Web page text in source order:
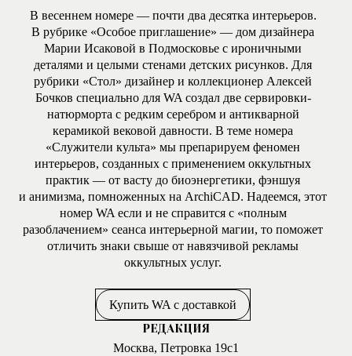
В весеннем номере — почти два десятка интерьеров.
В рубрике «Особое приглашение» — дом дизайнера
Марии Исаковой в Подмосковье с ироничными
деталями и целыми стенами детских рисунков. Для
рубрики «Стол» дизайнер и коллекционер Алексей
Бочков специально для WA создал две сервировки-
натюрморта с редким серебром и антикварной
керамикой вековой давности. В теме номера
«Служители культа» мы препарируем феномен
интерьеров, созданных с применением оккультных
практик — от васту до биоэнергетики, фэншуя
и анимизма, помноженных на ArchiCAD. Надеемся, этот
номер WA если и не справится с «полным
разоблачением» сеанса интерьерной магии, то поможет
отличить знаки свыше от навязчивой рекламы
оккультных услуг.
Купить WA с доставкой
РЕДАКЦИЯ
Москва, Петровка 19с1